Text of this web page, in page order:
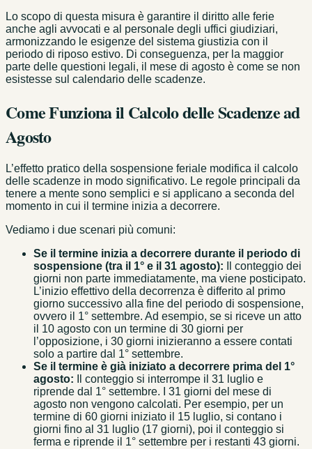
Lo scopo di questa misura è garantire il diritto alle ferie
anche agli avvocati e al personale degli uffici giudiziari,
armonizzando le esigenze del sistema giustizia con il
periodo di riposo estivo. Di conseguenza, per la maggior
parte delle questioni legali, il mese di agosto è come se non
esistesse sul calendario delle scadenze.
Come Funziona il Calcolo delle Scadenze ad
Agosto
L’effetto pratico della sospensione feriale modifica il calcolo
delle scadenze in modo significativo. Le regole principali da
tenere a mente sono semplici e si applicano a seconda del
momento in cui il termine inizia a decorrere.
Vediamo i due scenari più comuni:
Se il termine inizia a decorrere durante il periodo di
sospensione (tra il 1° e il 31 agosto): Il conteggio dei
giorni non parte immediatamente, ma viene posticipato.
L’inizio effettivo della decorrenza è differito al primo
giorno successivo alla fine del periodo di sospensione,
ovvero il 1° settembre. Ad esempio, se si riceve un atto
il 10 agosto con un termine di 30 giorni per
l’opposizione, i 30 giorni inizieranno a essere contati
solo a partire dal 1° settembre.
Se il termine è già iniziato a decorrere prima del 1°
agosto: Il conteggio si interrompe il 31 luglio e
riprende dal 1° settembre. I 31 giorni del mese di
agosto non vengono calcolati. Per esempio, per un
termine di 60 giorni iniziato il 15 luglio, si contano i
giorni fino al 31 luglio (17 giorni), poi il conteggio si
ferma e riprende il 1° settembre per i restanti 43 giorni.